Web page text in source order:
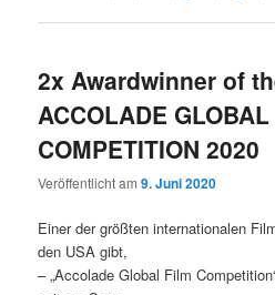
2x Awardwinner of
ACCOLADE
COMPETITION 2020
Veröffentlicht am9. Juni 2020
Einer der größten internationalen
den USA gibt,
– „Accolade Global Film